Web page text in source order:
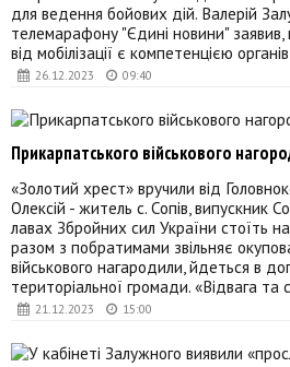
26.12.2023 09:40
для ведення бойових дій. Валерій
телемарафону "Єдині новини"
від мобілізації є компетенцією
21.12.2023 15:00
Прикарпатського військового
«Золотий хрест» вручили від
Олексій - житель с. Сопів, випускник
лавах Збройних сил України стоїть
разом з побратимами звільняє
військового нагародили, йдеться в
територіальної громади. «Відвага та